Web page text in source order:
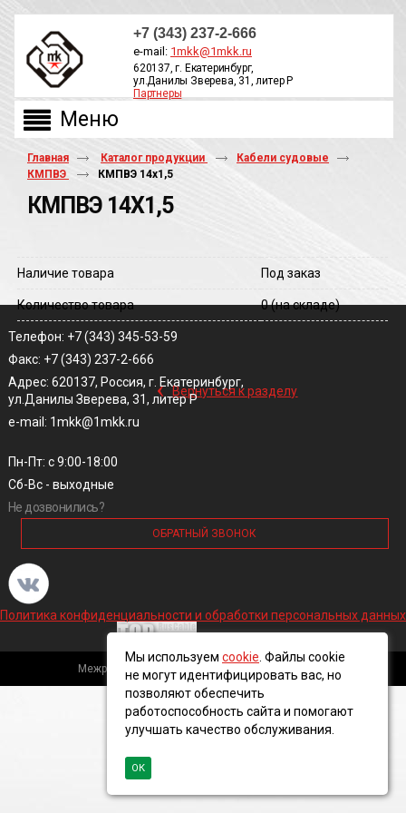
+7 (343) 237-2-666
e-mail: 1mkk@1mkk.ru
620137, г. Екатеринбург,
ул.Данилы Зверева, 31, литер Р
Партнеры
Главная Каталог продукции
Кабели судовые
КМПВЭ
КМПВЭ 14х1,5
КМПВЭ 14Х1,5
Наличие товара Под заказ
Количество товара 0(на складе)
‹ Вернуться к разделу
Телефон: +7 (343) 345-53-59
Факс: +7 (343) 237-2-666
Адрес: 620137, Россия, г. Екатеринбург,
ул.Данилы Зверева, 31, литер Р
e-mail: 1mkk@1mkk.ru
Пн-Пт: с 9:00-18:00
Сб-Вс - выходные
Не дозвонились?
ОБРАТНЫЙ ЗВОНОК
Политика конфиденциальности и обработки персональных данных
Межрегиональная кабельная компания, 2016 ©
Мы используем cookie . Файлы cookie
не могут идентифицировать вас, но
позволяют обеспечить
работоспособность сайта и помогают
улучшать качество обслуживания.
ОК